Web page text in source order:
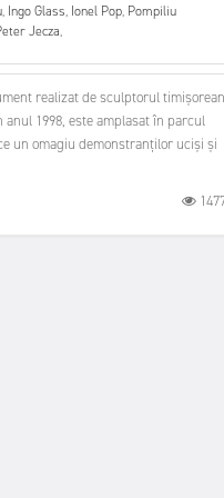
, Ingo Glass, Ionel Pop, Pompiliu
Jecza,
realizat de sculptorul timişorean
1998, este amplasat în parcul
un omagiu demonstranţilor ucişi şi